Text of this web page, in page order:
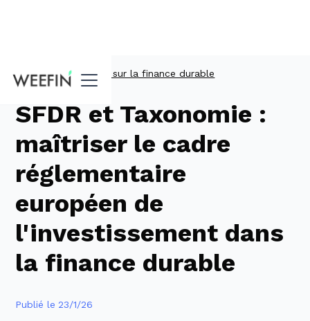
Guides Tout savoir sur la finance durable
SFDR et Taxonomie :
maîtriser le cadre
réglementaire
européen de
l'investissement dans
la finance durable
Publié le 23/1/26